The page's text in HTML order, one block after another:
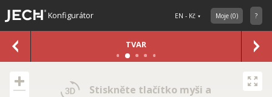
Konfigurátor EN - Kč Moje (0) ?
TVAR
Stiskněte tlačítko myši a